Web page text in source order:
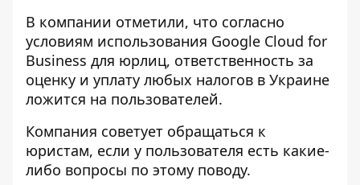
В компании отметили, что согласно
условиям использования Google Cloud for
Business для юрлиц, ответственность за
оценку и уплату любых налогов в Украине
ложится на пользователей.
Компания советует обращаться к
юристам, если у пользователя есть какие-
либо вопросы по этому поводу.